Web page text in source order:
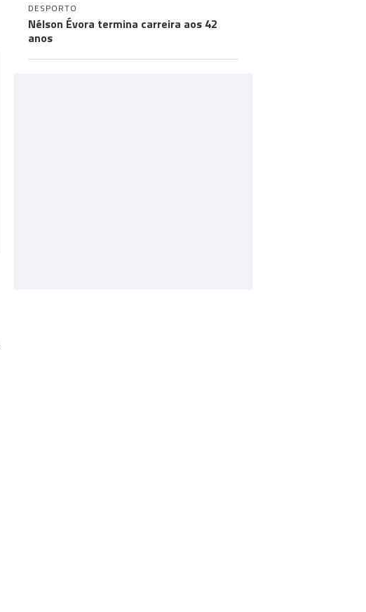
DESPORTO
Nélson Évora termina carreira aos 42
anos